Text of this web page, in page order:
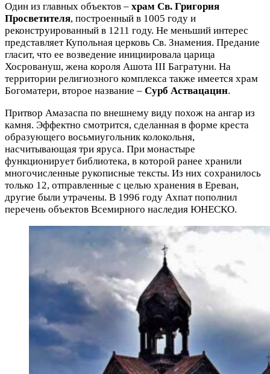
Один из главных объектов – храм Св. Григория
Просветителя, построенный в 1005 году и
реконструированный в 1211 году. Не меньший интерес
представляет Купольная церковь Св. Знамения. Предание
гласит, что ее возведение инициировала царица
Хосровануш, жена короля Ашота III Багратуни. На
территории религиозного комплекса также имеется храм
Богоматери, второе название – Сурб Аствацацин.
Притвор Амазаспа по внешнему виду похож на ангар из
камня. Эффектно смотрится, сделанная в форме креста
образующего восьмиугольник колокольня,
насчитывающая три яруса. При монастыре
функционирует библиотека, в которой ранее хранили
многочисленные рукописные тексты. Из них сохранилось
только 12, отправленные с целью хранения в Ереван,
другие были утрачены. В 1996 году Ахпат пополнил
перечень объектов Всемирного наследия ЮНЕСКО.